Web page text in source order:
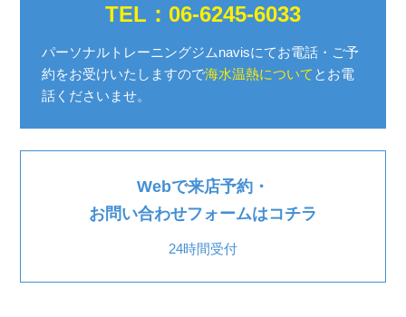
TEL：06-6245-6033
パーソナルトレーニングジムnavisにてお電話・ご予
約をお受けいたしますので海水温熱について とお電
話くださいませ。
Webで来店予約・
お問い合わせフォームはコチラ
24時間受付